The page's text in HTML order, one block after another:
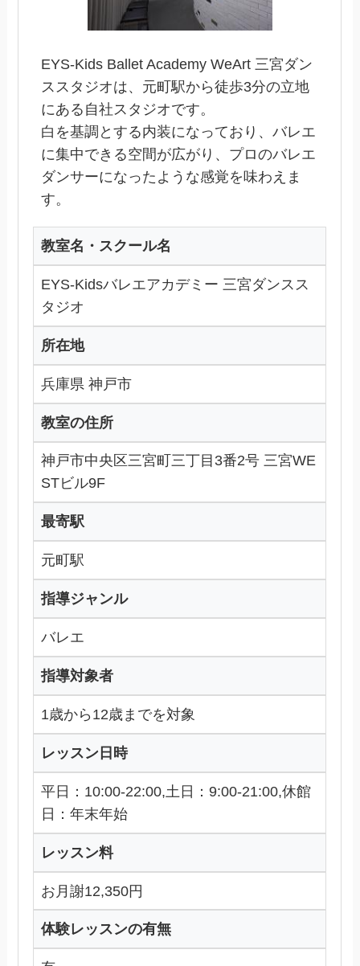
EYS-Kids Ballet Academy WeArt 三宮ダン
ススタジオは、元町駅から徒歩3分の立地
にある自社スタジオです。
白を基調とする内装になっており、バレエ
に集中できる空間が広がり、プロのバレエ
ダンサーになったような感覚を味わえま
す。
教室名・スクール名
EYS-Kidsバレエアカデミー 三宮ダンスス
タジオ
所在地
兵庫県 神戸市
教室の住所
神戸市中央区三宮町三丁目3番2号 三宮WE
STビル9F
最寄駅
元町駅
指導ジャンル
バレエ
指導対象者
1歳から12歳までを対象
レッスン日時
平日：10:00-22:00,土日：9:00-21:00,休館
日：年末年始
レッスン料
お月謝12,350円
体験レッスンの有無